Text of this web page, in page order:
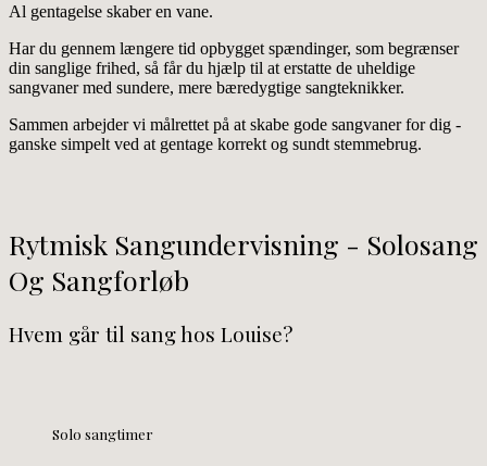
Al gentagelse skaber en vane.
Har du gennem længere tid opbygget spændinger, som begrænser
din sanglige frihed, så får du hjælp til at erstatte de uheldige
sangvaner med sundere, mere bæredygtige sangteknikker.
Sammen arbejder vi målrettet på at skabe gode sangvaner for dig -
ganske simpelt ved at gentage korrekt og sundt stemmebrug.
Rytmisk Sangundervisning - Solosang
Og Sangforløb
Hvem går til sang hos Louise?
Solo sangtimer